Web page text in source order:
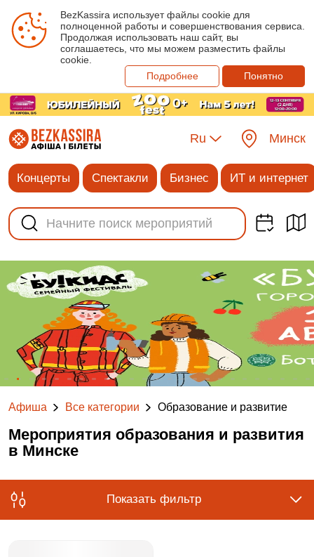
BezKassira использует файлы cookie для
полноценной работы и совершенствования сервиса.
Продолжая использовать наш сайт, вы
соглашаетесь, что мы можем разместить файлы
cookie.
Подробнее
Понятно
Ru Минск
Концерты Спектакли Бизнес ИТ и интернет
Афиша Все категории Образование и развитие
Мероприятия образования и развития
в Минске
Показать фильтр